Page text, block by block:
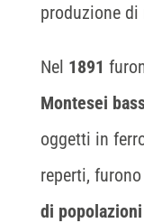
produzione di
Nel 1891
Montesei
oggetti in
reperti,
di